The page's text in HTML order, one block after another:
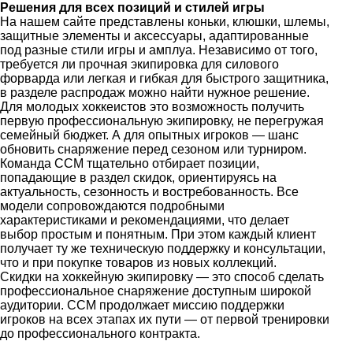
Решения для всех позиций и стилей игры
На нашем сайте представлены коньки, клюшки, шлемы,
защитные элементы и аксессуары, адаптированные
под разные стили игры и амплуа. Независимо от того,
требуется ли прочная экипировка для силового
форварда или легкая и гибкая для быстрого защитника,
в разделе распродаж можно найти нужное решение.
Для молодых хоккеистов это возможность получить
первую профессиональную экипировку, не перегружая
семейный бюджет. А для опытных игроков — шанс
обновить снаряжение перед сезоном или турниром.
Команда CCM тщательно отбирает позиции,
попадающие в раздел скидок, ориентируясь на
актуальность, сезонность и востребованность. Все
модели сопровождаются подробными
характеристиками и рекомендациями, что делает
выбор простым и понятным. При этом каждый клиент
получает ту же техническую поддержку и консультации,
что и при покупке товаров из новых коллекций.
Скидки на хоккейную экипировку — это способ сделать
профессиональное снаряжение доступным широкой
аудитории. CCM продолжает миссию поддержки
игроков на всех этапах их пути — от первой тренировки
до профессионального контракта.